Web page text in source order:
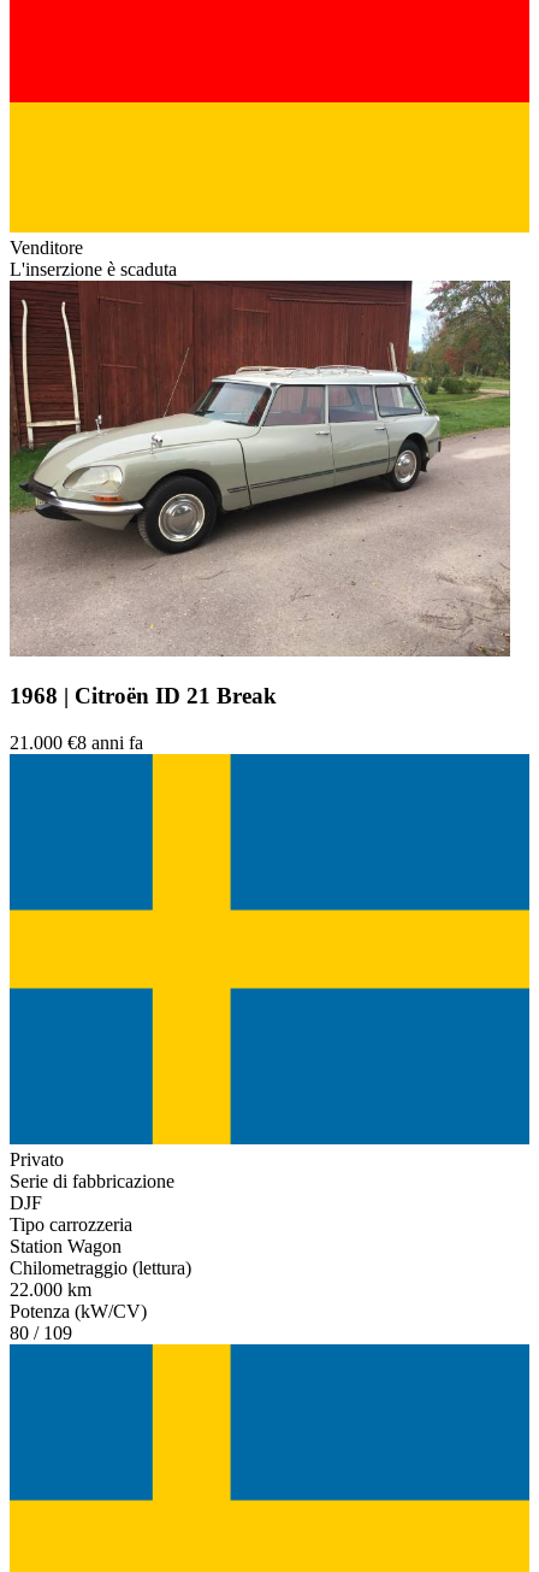
Venditore
L'inserzione è scaduta
1968 | Citroën ID 21 Break
21.000 €8 anni fa
Privato
Serie di fabbricazione
DJF
Tipo carrozzeria
Station Wagon
Chilometraggio (lettura)
22.000 km
Potenza (kW/CV)
80 / 109